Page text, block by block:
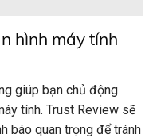
hình máy tính
giúp bạn chủ động
tính. Trust Review sẽ
báo quan trọng để tránh